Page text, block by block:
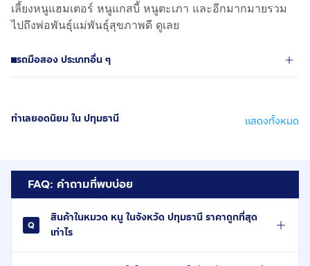
เลี้ยงหนูแฮมเตอร์ หนูแกสบี้ หนูตะเภา และอีกมากมายรวม
ไปถึงพ่อพันธุ์แม่พันธุ์สุขภาพดี ดูเลย
รถมือสอง ประเภทอื่น ๆ
ทำเลยอดนิยม ใน ปทุมธานี แสดงทั้งหมด
FAQ: คำถามที่พบบ่อย
สินค้าในหมวด หนู ในจังหวัด ปทุมธานี ราคาถูกที่สุด
เท่าไร